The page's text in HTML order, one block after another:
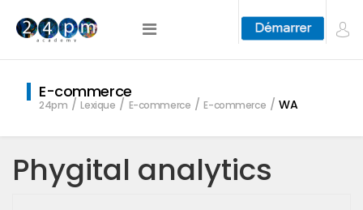
E-commerce
24pm Lexique E-commerce E-commerce WA
Phygital analytics